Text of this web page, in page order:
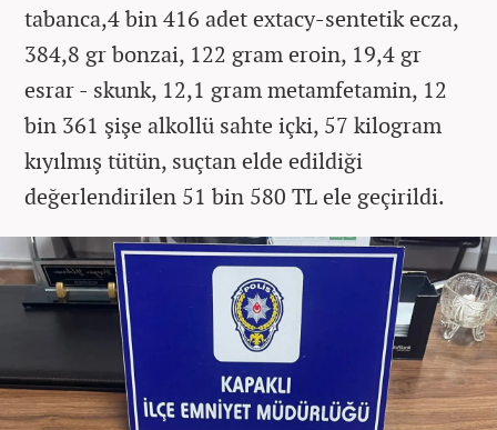
tabanca,4 bin 416 adet extacy-sentetik ecza,
384,8 gr bonzai, 122 gram eroin, 19,4 gr
esrar - skunk, 12,1 gram metamfetamin, 12
bin 361 şişe alkollü sahte içki, 57 kilogram
kıyılmış tütün, suçtan elde edildiği
değerlendirilen 51 bin 580 TL ele geçirildi.